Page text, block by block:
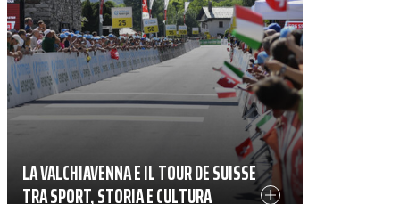
LA VALCHIAVENNA E IL TOUR DE SUISSE
TRA SPORT, STORIA E CULTURA